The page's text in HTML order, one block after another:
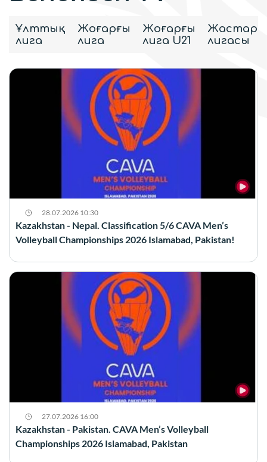
Ұлттық
лига
Жоғарғы
лига
Жоғарғы
лига U21
Жастар
лигасы
28.07.2026 10:30
Kazakhstan - Nepal. Classification 5/6 CAVA Men’s
Volleyball Championships 2026 Islamabad, Pakistan!
27.07.2026 16:00
Kazakhstan - Pakistan. CAVA Men’s Volleyball
Championships 2026 Islamabad, Pakistan